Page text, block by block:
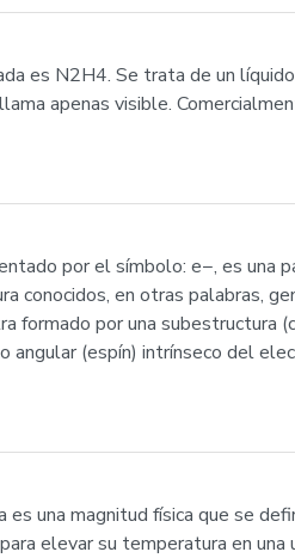
es N2H4. Se trata de un
apenas visible.
por el símbolo: e−, es una
en otras palabras,
por una subestructura
(espín) intrínseco del
una magnitud física que se
elevar su temperatura en una